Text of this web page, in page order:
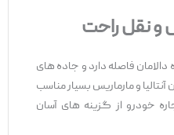
‌و نقل راحت
فاصله دارد و جاده‌ های
و مارماریس بسیار مناسب
خودرو از گزینه ‌های آسان